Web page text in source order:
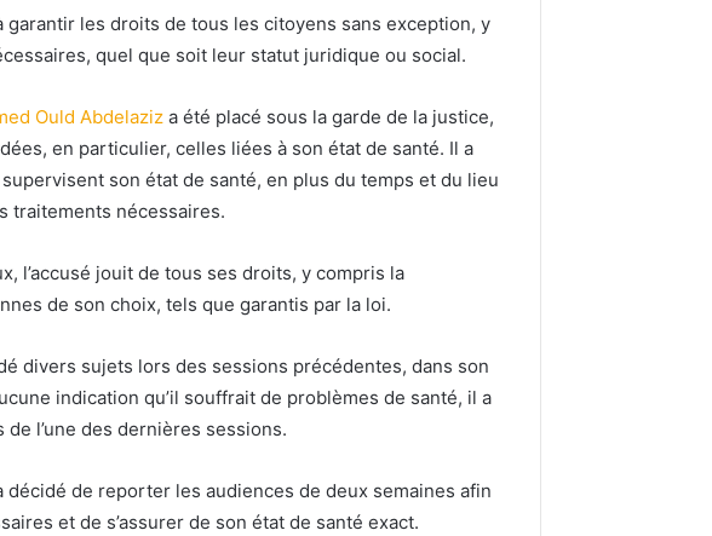
garantir les droits de tous les citoyens sans exception, y
quel que soit leur statut juridique ou social.
Ould Abdelaziz a été placé sous la garde de la justice,
en particulier, celles liées à son état de santé. Il a
son état de santé, en plus du temps et du lieu
traitements nécessaires.
l’accusé jouit de tous ses droits, y compris la
de son choix, tels que garantis par la loi.
divers sujets lors des sessions précédentes, dans son
indication qu’il souffrait de problèmes de santé, il a
l’une des dernières sessions.
de reporter les audiences de deux semaines afin
et de s’assurer de son état de santé exact.